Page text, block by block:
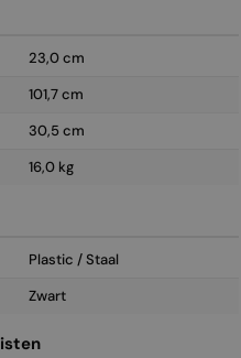
23,0 cm
101,7 cm
30,5 cm
16,0 kg
Plastic / Staal
Zwart